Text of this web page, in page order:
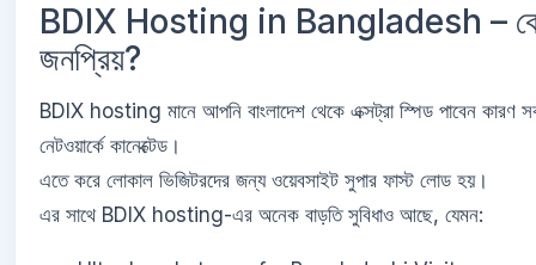
BDIX Hosting in Bangladesh –
জনপ্রিয়?
BDIX hosting মানে আপনি বাংলাদেশ থেকে এক্সট্রা স্পিড পাবেন কারণ
নেটওয়ার্কে কানেক্টেড।
এতে করে লোকাল ভিজিটরদের জন্য ওয়েবসাইট সুপার ফাস্ট লোড হয়।
এর সাথে BDIX hosting-এর অনেক বাড়তি সুবিধাও আছে, যেমন: